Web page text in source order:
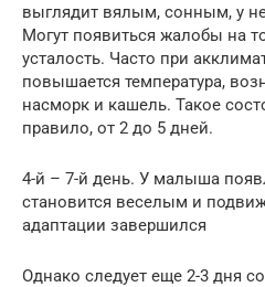
выглядит вялым, сонным, у
Могут появиться жалобы на
усталость. Часто при
повышается температура,
насморк и кашель. Такое
правило, от 2 до 5 дней.
4-й – 7-й день. У малыша
становится веселым и
адаптации завершился
Однако следует еще 2-3 дня